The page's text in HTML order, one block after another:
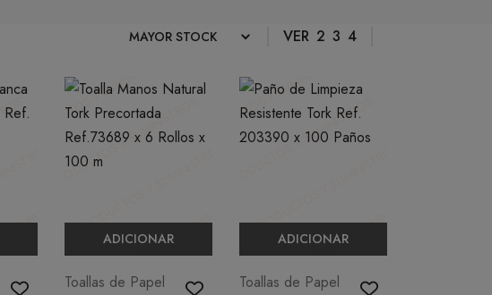
VER 2 3 4
ADICIONAR
Toallas de Papel
ADICIONAR
Toallas de Papel